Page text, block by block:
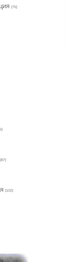
[75]
[87]
[102]